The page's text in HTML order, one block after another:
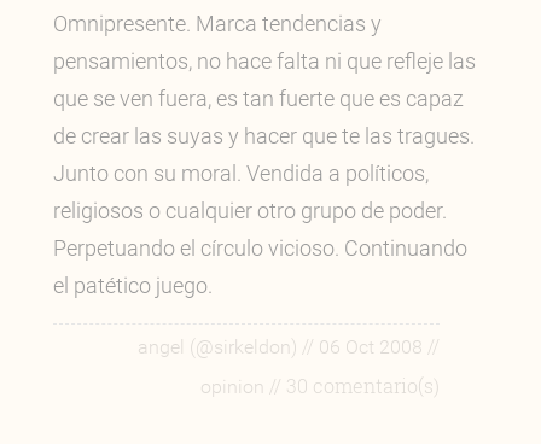
Omnipresente. Marca tendencias y
pensamientos, no hace falta ni que refleje las
que se ven fuera, es tan fuerte que es capaz
de crear las suyas y hacer que te las tragues.
Junto con su moral. Vendida a políticos,
religiosos o cualquier otro grupo de poder.
Perpetuando el círculo vicioso. Continuando
el patético juego.
angel (@sirkeldon) // 06 Oct 2008 //
opinion // 30 comentario(s)